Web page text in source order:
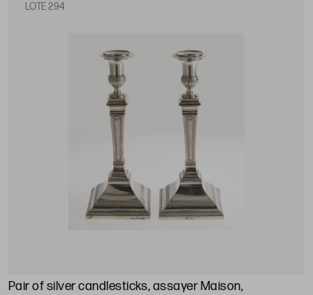
LOTE 294
Pair of silver candlesticks, assayer Maison,